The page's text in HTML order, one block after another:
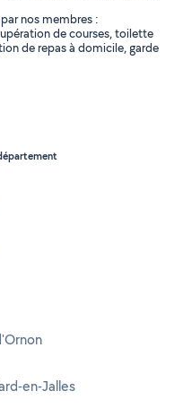
nos membres :
de courses, toilette
de repas à domicile, garde
en-Jalles